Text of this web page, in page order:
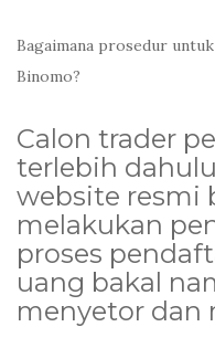
Bagaimana prosedur
Binomo?
Calon trader
terlebih
website resmi
melakukan
proses
uang bakal
menyetor dan